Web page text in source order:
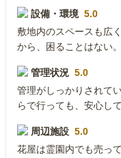
設備・環境 5.0
敷地内のスペースも広
から、困ることはない
管理状況 5.0
管理がしっかりされて
らで行っても、安心し
周辺施設 5.0
花屋は霊園内でも売っ